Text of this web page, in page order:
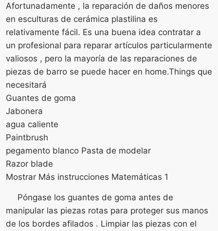
Afortunadamente , la reparación de daños menores
en esculturas de cerámica plastilina es
relativamente fácil. Es una buena idea contratar a
un profesional para reparar artículos particularmente
valiosos , pero la mayoría de las reparaciones de
piezas de barro se puede hacer en home.Things que
necesitará
Guantes de goma
Jabonera
agua caliente
Paintbrush
pegamento blanco Pasta de modelar
Razor blade
Mostrar Más instrucciones Matemáticas 1
Póngase los guantes de goma antes de
manipular las piezas rotas para proteger sus manos
de los bordes afilados . Limpiar las piezas con el